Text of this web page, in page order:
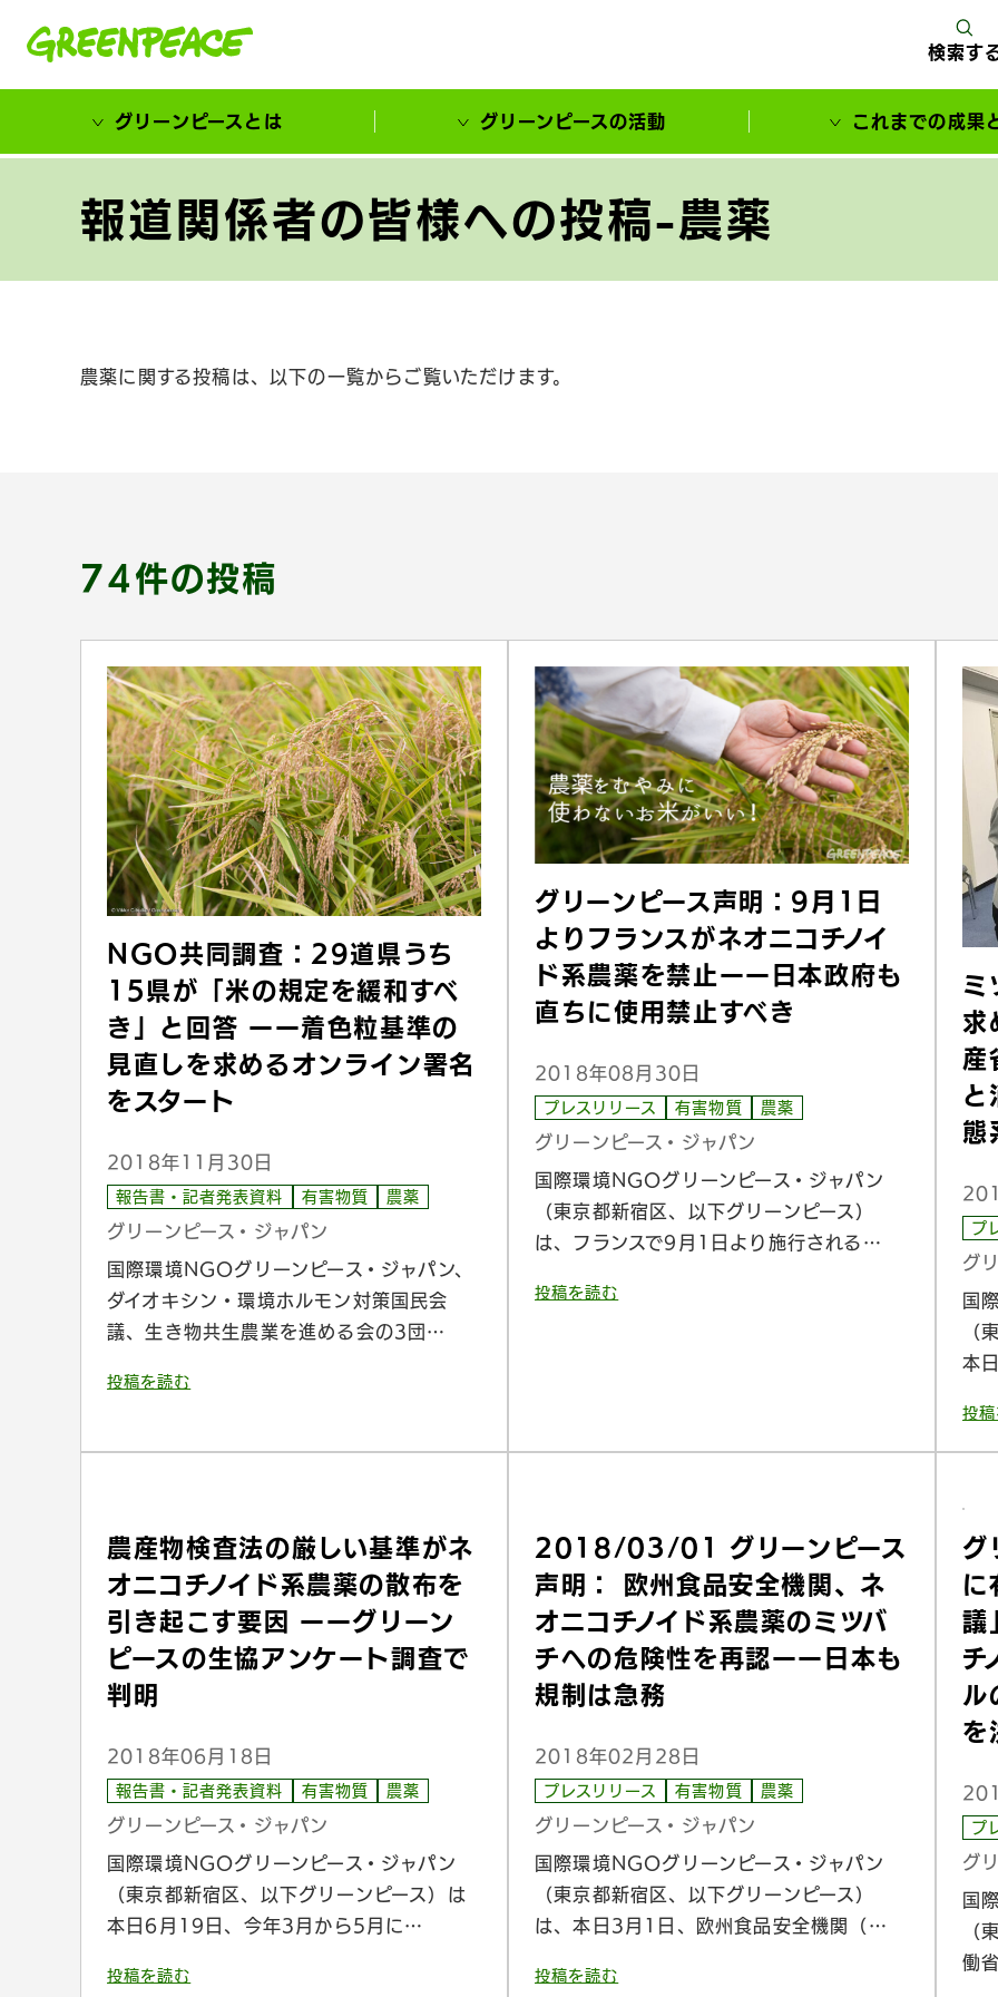
検索す
グリーンピースとは グリーンピースの活動 これまでの成果
報道関係者の皆様への投稿-農薬
農薬に関する投稿は、以下の一覧からご覧いただけます。
74件の投稿
NGO共同調査：29道県うち
15県が「米の規定を緩和すべ
き」と回答 ーー着色粒基準の
見直しを求めるオンライン署名
をスタート
2018年11月30日
報告書・記者発表資料 有害物質 農薬
グリーンピース・ジャパン
国際環境NGOグリーンピース・ジャパン、
ダイオキシン・環境ホルモン対策国民会
議、生き物共生農業を進める会の3団…
投稿を読む
グリーンピース声明：9月1日
よりフランスがネオニコチノイ
ド系農薬を禁止ーー日本政府も
直ちに使用禁止すべき
2018年08月30日
プレスリリース 有害物質 農薬
グリーンピース・ジャパン
国際環境NGOグリーンピース・ジャパン
（東京都新宿区、以下グリーンピース）
は、フランスで9月1日より施行される…
投稿を読む
ミ
求
産
と
態
プ
グ
国
（
本
投
農産物検査法の厳しい基準がネ
オニコチノイド系農薬の散布を
引き起こす要因 ーーグリーン
ピースの生協アンケート調査で
判明
2018年06月18日
報告書・記者発表資料 有害物質 農薬
グリーンピース・ジャパン
国際環境NGOグリーンピース・ジャパン
（東京都新宿区、以下グリーンピース）は
本日6月19日、今年3月から5月に…
投稿を読む
2018/03/01 グリーンピース
声明： 欧州食品安全機関、ネ
オニコチノイド系農薬のミツバ
チへの危険性を再認ーー日本も
規制は急務
2018年02月28日
プレスリリース 有害物質 農薬
グリーンピース・ジャパン
国際環境NGOグリーンピース・ジャパン
（東京都新宿区、以下グリーンピース）
は、本日3月1日、欧州食品安全機関（…
投稿を読む
グ
に
議
チ
ル
を
プ
グ
国
（
働